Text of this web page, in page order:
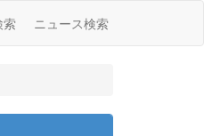
索 ニュース検索